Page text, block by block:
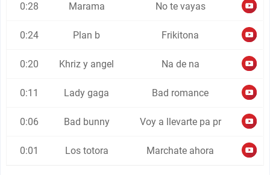
0:28 Marama No te vayas
0:24 Plan b Frikitona
0:20 Khriz y angel Na de na
0:11 Lady gaga Bad romance
0:06 Bad bunny Voy a llevarte pa pr
0:01 Los totora Marchate ahora